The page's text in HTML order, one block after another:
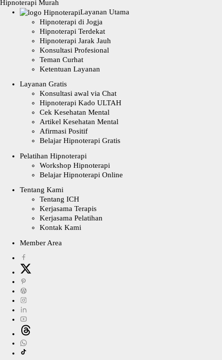
Layanan Utama
Hipnoterapi di Jogja
Hipnoterapi Terdekat
Hipnoterapi Jarak Jauh
Konsultasi Profesional
Teman Curhat
Ketentuan Layanan
Layanan Gratis
Konsultasi awal via Chat
Hipnoterapi Kado ULTAH
Cek Kesehatan Mental
Artikel Kesehatan Mental
Afirmasi Positif
Belajar Hipnoterapi Gratis
Pelatihan Hipnoterapi
Workshop Hipnoterapi
Belajar Hipnoterapi Online
Tentang Kami
Tentang ICH
Kerjasama Terapis
Kerjasama Pelatihan
Kontak Kami
Member Area